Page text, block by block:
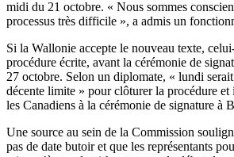
midi du 21 octobre. « Nous sommes
processus très difficile », a admis un
Si la Wallonie accepte le nouveau texte,
procédure écrite, avant la cérémonie de
27 octobre. Selon un diplomate, « lundi
décente limite » pour clôturer la procédure
les Canadiens à la cérémonie de signature à
Une source au sein de la Commission
pas de date butoir et que les représentants